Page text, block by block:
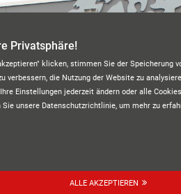
Privatsphäre!
klicken, stimmen Sie der Speicherung
verbessern, die Nutzung der Website zu
Einstellungen jederzeit ändern oder alle
unsere Datenschutzrichtlinie, um mehr zu
ALLE AKZEPTIEREN